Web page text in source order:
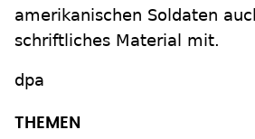
amerikanischen Soldaten
schriftliches Material mit.
dpa